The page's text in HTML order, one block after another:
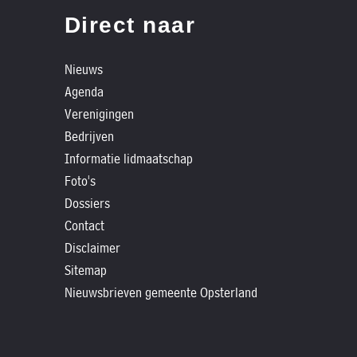
Direct naar
Nieuws
Agenda
Verenigingen
Bedrijven
Informatie lidmaatschap
Foto's
Dossiers
Contact
Disclaimer
Sitemap
Nieuwsbrieven gemeente Opsterland
Historische
verhalen
Dossiers
Contact
Nieuwsbrieven
gemeente
Opsterland